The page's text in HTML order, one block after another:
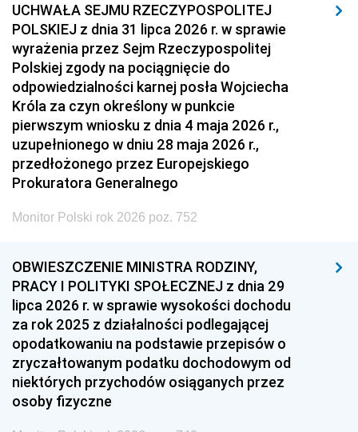
UCHWAŁA SEJMU RZECZYPOSPOLITEJ
POLSKIEJ z dnia 31 lipca 2026 r. w sprawie
wyrażenia przez Sejm Rzeczypospolitej
Polskiej zgody na pociągnięcie do
odpowiedzialności karnej posła Wojciecha
Króla za czyn określony w punkcie
pierwszym wniosku z dnia 4 maja 2026 r.,
uzupełnionego w dniu 28 maja 2026 r.,
przedłożonego przez Europejskiego
Prokuratora Generalnego
Monitor Polski rok 2026 poz. 752
OBWIESZCZENIE MINISTRA RODZINY,
PRACY I POLITYKI SPOŁECZNEJ z dnia 29
lipca 2026 r. w sprawie wysokości dochodu
za rok 2025 z działalności podlegającej
opodatkowaniu na podstawie przepisów o
zryczałtowanym podatku dochodowym od
niektórych przychodów osiąganych przez
osoby fizyczne